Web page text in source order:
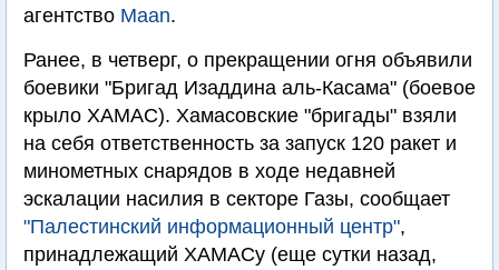
агентство Maan.
Ранее, в четверг, о прекращении огня объявили
боевики "Бригад Изаддина аль-Касама" (боевое
крыло ХАМАС). Хамасовские "бригады" взяли
на себя ответственность за запуск 120 ракет и
минометных снарядов в ходе недавней
эскалации насилия в секторе Газы, сообщает
"Палестинский информационный центр",
принадлежащий ХАМАСу (еще сутки назад,